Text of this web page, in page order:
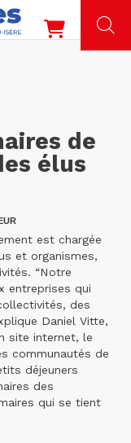
de
élus
est chargée
et organismes,
“Notre
entreprises qui
des
Daniel Vitte,
site internet, le
communautés de
déjeuners
des
qui se tient